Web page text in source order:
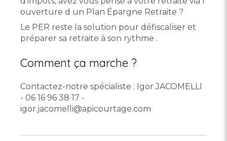
ouverture d un Plan Épargne Retraite ?
Le PER reste la solution pour défiscaliser et
préparer sa retraite à son rythme .
Comment ça marche ?
Contactez-notre spécialiste : Igor JACOMELLI
- 06 16 96 38 17 -
igor.jacomelli@apicourtage.com